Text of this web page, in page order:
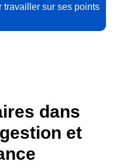
travailler sur ses points
dans
et